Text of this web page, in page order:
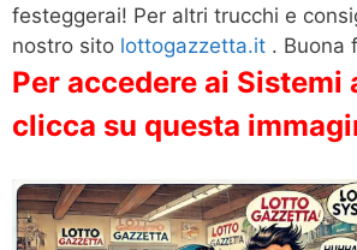
festeggerai! Per altri trucchi e
nostro sito lottogazzetta.it . Buona
Per accedere ai Sistemi
clicca su questa